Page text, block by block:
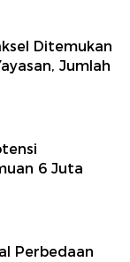
Ditemukan
Jumlah
6 Juta
Perbedaan